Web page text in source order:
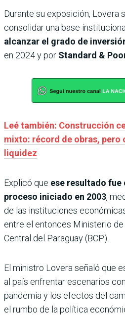
Durante su exposición, Lovera
consolidar una base
alcanzar el grado de
en 2024 y por Standard &
Leé también: Construcción
mixto: récord de obras, pero
liquidez
Explicó que ese resultado fue
proceso iniciado en 2003,
de las instituciones
entre el entonces Ministerio
Central del Paraguay (BCP).
El ministro Lovera señaló que
al país enfrentar escenarios
pandemia y los efectos del
el rumbo de la política